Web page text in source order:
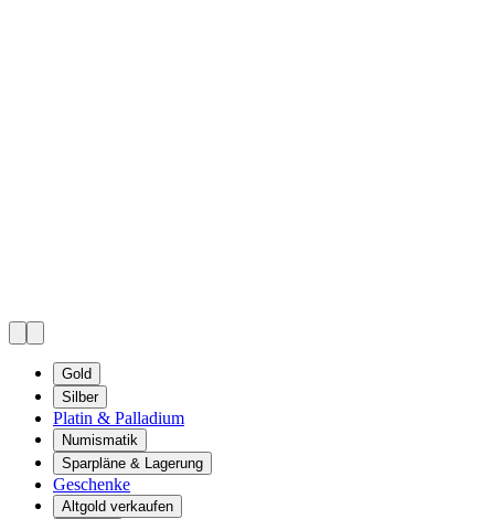
Gold
Silber
Platin & Palladium
Numismatik
Sparpläne & Lagerung
Geschenke
Altgold verkaufen